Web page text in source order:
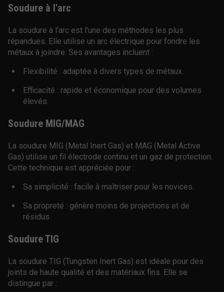
Soudure à l'arc
La soudure à l'arc est l'une des méthodes les plus
répandues. Elle utilise un arc électrique pour fondre les
métaux à joindre. Ses avantages incluent :
Flexibilité : adaptée à divers types de métaux.
Efficacité : rapide et économique pour des volumes
élevés.
Soudure MIG/MAG
La soudure MIG (Metal Inert Gas) et MAG (Metal Active
Gas) utilise un fil électrode continu et un gaz de protection.
Cette technique est appréciée pour :
Sa simplicité : facile à maîtriser pour les novices.
Sa propreté : génère moins de projections et de
résidus.
Soudure TIG
La soudure TIG (Tungsten Inert Gas) est idéale pour des
joints de haute qualité et des matériaux fins. Elle se
distingue par :